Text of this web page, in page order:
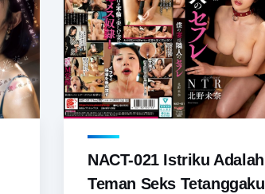
NACT-021 Istriku Adalah
Teman Seks Tetanggaku